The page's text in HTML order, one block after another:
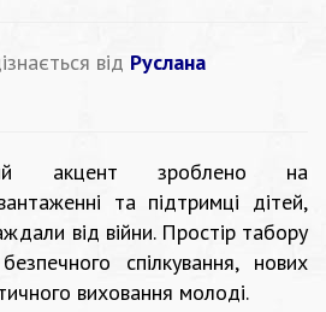
від Руслана
акцент зроблено на
та підтримці дітей,
від війни. Простір табору
спілкування, нових
виховання молоді.